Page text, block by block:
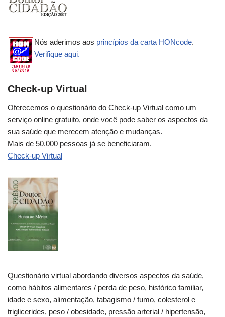
Nós aderimos aos princípios da carta HONcode.
Verifique aqui.
Check-up Virtual
Oferecemos o questionário do Check-up Virtual como um
serviço online gratuito, onde você pode saber os aspectos da
sua saúde que merecem atenção e mudanças.
Mais de 50.000 pessoas já se beneficiaram.
Check-up Virtual
Questionário virtual abordando diversos aspectos da saúde,
como hábitos alimentares / perda de peso, histórico familiar,
idade e sexo, alimentação, tabagismo / fumo, colesterol e
triglicerides, peso / obesidade, pressão arterial / hipertensão,